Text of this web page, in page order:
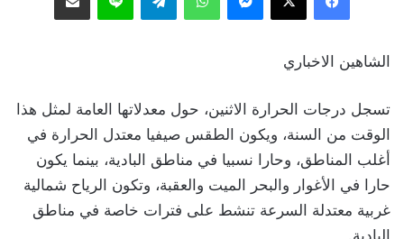
الشاهين الاخباري
تسجل درجات الحرارة الاثنين، حول معدلاتها العامة لمثل هذا
الوقت من السنة، ويكون الطقس صيفيا معتدل الحرارة في
أغلب المناطق، وحارا نسبيا في مناطق البادية، بينما يكون
حارا في الأغوار والبحر الميت والعقبة، وتكون الرياح شمالية
غربية معتدلة السرعة تنشط على فترات خاصة في مناطق